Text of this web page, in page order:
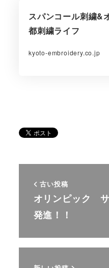
スパンコール刺繍&
都刺繍ライフ
kyoto-embroidery.co.jp
古い投稿
オリンピック
発進！！